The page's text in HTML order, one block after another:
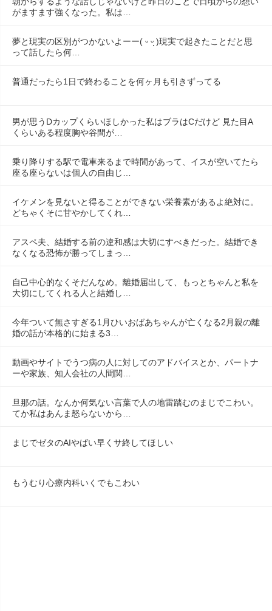
がますます強くなった。私は…
夢と現実の区別がつかないよーー( ᵕ ᵕ̩̩ )現実で起きたことだと思
って話したら何…
普通だったら1日で終わることを何ヶ月も引きずってる
男が思うDカップくらいほしかった私はブラはCだけど 見た目A
くらいある程度胸や谷間が…
乗り降りする駅で電車来るまで時間があって、イスが空いてたら
座る座らないは個人の自由じ…
イケメンを見ないと得ることができない栄養素があるよ絶対に。
どちゃくそに甘やかしてくれ…
アスペ夫、結婚する前の違和感は大切にすべきだった。結婚でき
なくなる恐怖が勝ってしまっ…
自己中心的なくそだんなめ。離婚届出して、もっとちゃんと私を
大切にしてくれる人と結婚し…
今年ついて無さすぎる1月ひいおばあちゃんが亡くなる2月親の離
婚の話が本格的に始まる3…
動画やサイトでうつ病の人に対してのアドバイスとか、パートナ
ーや家族、知人会社の人間関…
旦那の話。なんか何気ない言葉で人の地雷踏むのまじでこわい。
てか私はあんま怒らないから…
まじでゼタのAIやばい早くサ終してほしい
もうむり心療内科いくでもこわい